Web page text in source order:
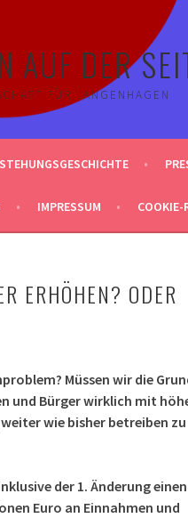
AUF DER
FÜR LANGENHAGEN
IMPRESSUM COOKIE-
ERHÖHEN? ODER
Müssen wir die
und Bürger wirklich mit
wie bisher betreiben zu
der 1. Änderung einen
Euro an Einnahmen und